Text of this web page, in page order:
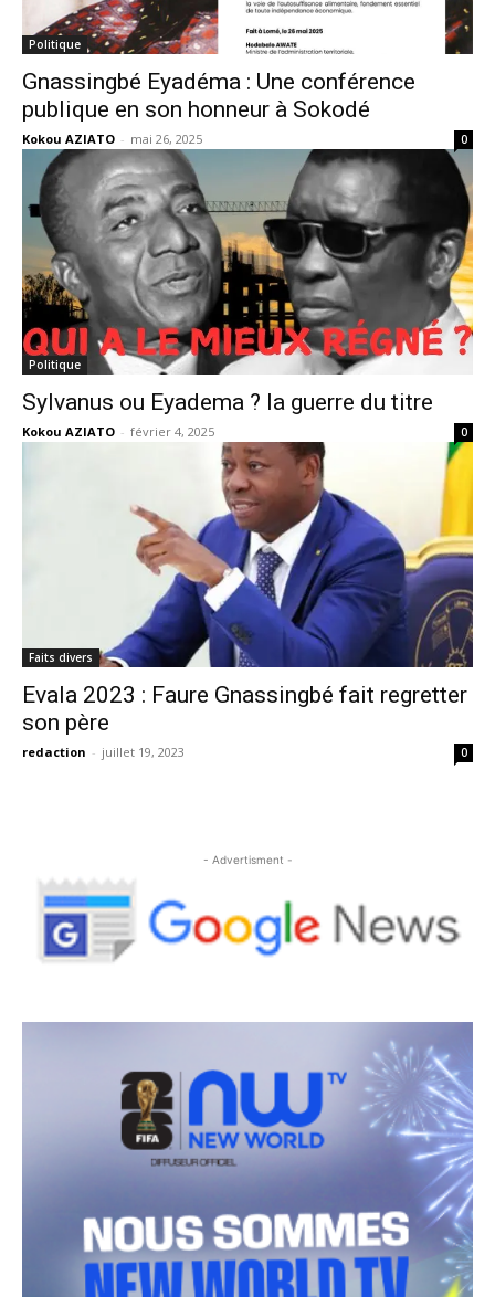
Politique
Gnassingbé Eyadéma : Une conférence
publique en son honneur à Sokodé
Kokou AZIATO - mai 26, 2025 0
Politique
Sylvanus ou Eyadema ? la guerre du titre
Kokou AZIATO - février 4, 2025 0
Faits divers
Evala 2023 : Faure Gnassingbé fait regretter
son père
redaction - juillet 19, 2023 0
- Advertisment -